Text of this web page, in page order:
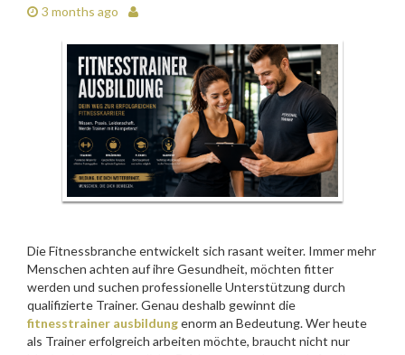
3 months ago
Die Fitnessbranche entwickelt sich rasant weiter. Immer mehr
Menschen achten auf ihre Gesundheit, möchten fitter
werden und suchen professionelle Unterstützung durch
qualifizierte Trainer. Genau deshalb gewinnt die
fitnesstrainer ausbildungenorm an Bedeutung. Wer heute
als Trainer erfolgreich arbeiten möchte, braucht nicht nur